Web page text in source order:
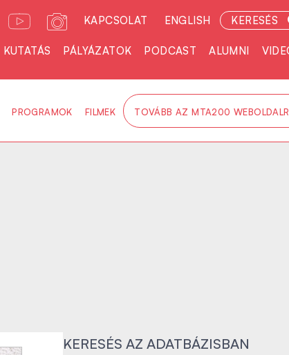
KAPCSOLAT ENGLISH KERESÉS
KUTATÁS PÁLYÁZATOK PODCAST ALUMNI
PROGRAMOK FILMEK TOVÁBB AZ MTA200
KERESÉS AZ ADATBÁZISBAN